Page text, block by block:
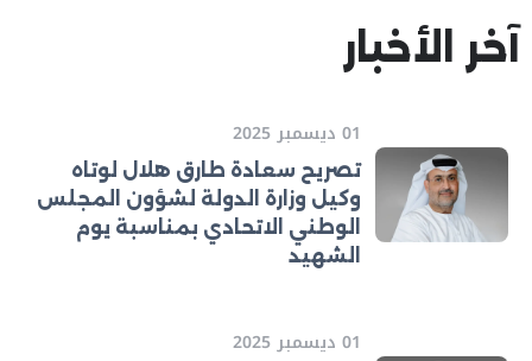
آخر الأخبار
01 ديسمبر 2025
تصريح سعادة طارق هلال لوتاه
وكيل وزارة الدولة لشؤون المجلس
الوطني الاتحادي بمناسبة يوم
الشهيد
01 ديسمبر 2025